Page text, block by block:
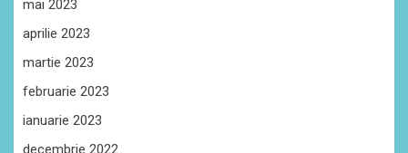
mai 2023
aprilie 2023
martie 2023
februarie 2023
ianuarie 2023